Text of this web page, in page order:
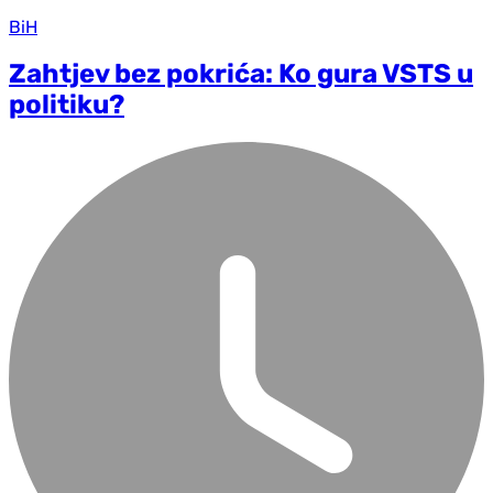
BiH
Zahtjev bez pokrića: Ko gura VSTS u
politiku?